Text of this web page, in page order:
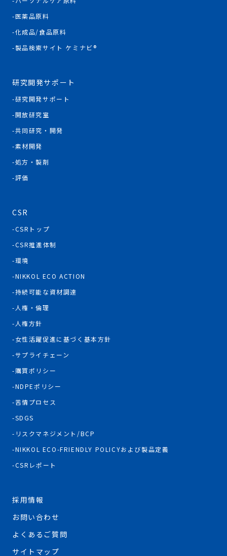
医薬品原料
化成品/食品原料
製品検索サイト ケミナビ®
研究開発サポート
研究開発サポート
開放研究室
共同研究・開発
素材開発
処方・製剤
評価
CSR
CSRトップ
CSR推進体制
環境
NIKKOL ECO ACTION
持続可能な資材調達
人権・倫理
人権方針
女性活躍促進に基づく基本方針
サプライチェーン
購買ポリシー
NDPEポリシー
苦情プロセス
SDGS
リスクマネジメント/BCP
NIKKOL ECO-FRIENDLY POLICYおよび製品定義
CSRレポート
採用情報
お問い合わせ
よくあるご質問
サイトマップ